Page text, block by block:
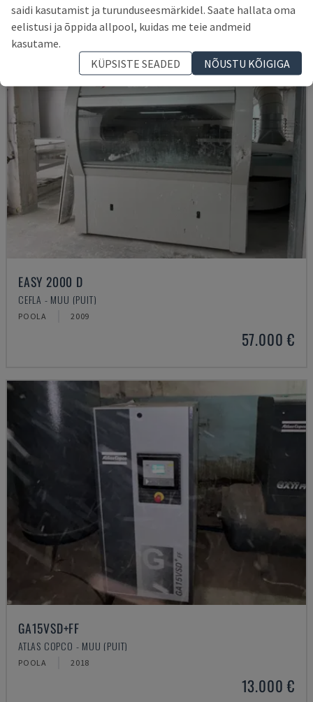
EASY 2000 D
CEFLA - MUU (PUIT)
POOLA 2009
57.000 €
GA15VSD+FF
ATLAS COPCO - MUU (PUIT)
POOLA 2018
13.000 €
saidi kasutamist ja turunduseesmärkidel. Saate hallata oma
eelistusi ja õppida allpool, kuidas me teie andmeid
kasutame.
KÜPSISTE SEADED
NÕUSTU KÕIGIGA